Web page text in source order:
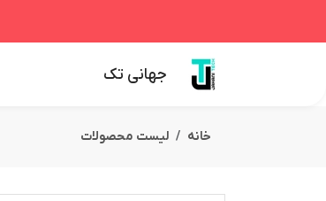
جهانی تک
خانه لیست محصولات